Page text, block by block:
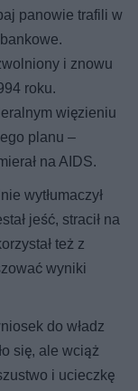
panowie trafili w
i znowu
roku.
więzieniu
planu –
na AIDS.
wytłumaczył
jeść, stracił na
też z
wyniki
do władz
się, ale wciąż
i ucieczkę